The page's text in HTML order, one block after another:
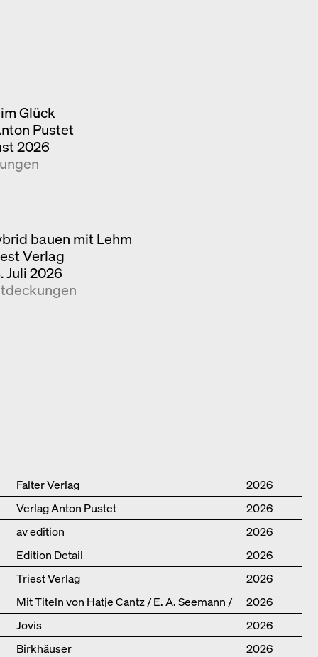
Glück
Pustet
2026
bauen mit Lehm
Verlag
Juli 2026
Falter Verlag
2026
Verlag Anton Pustet
2026
av edition
2026
Edition Detail
2026
Triest Verlag
2026
Mit Titeln von Hatje Cantz / E. A. Seemann /
Promedia
2026
Jovis
2026
Birkhäuser
2026